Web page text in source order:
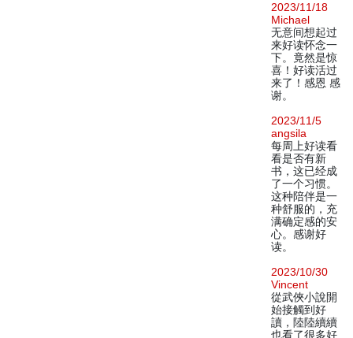
2023/11/18
Michael
无意间想起过
来好读怀念一
下。竟然是惊
喜！好读活过
来了！感恩 感
谢。
2023/11/5
angsila
每周上好读看
看是否有新
书，这已经成
了一个习惯。
这种陪伴是一
种舒服的，充
满确定感的安
心。感谢好
读。
2023/10/30
Vincent
從武俠小說開
始接觸到好
讀，陸陸續續
也看了很多好